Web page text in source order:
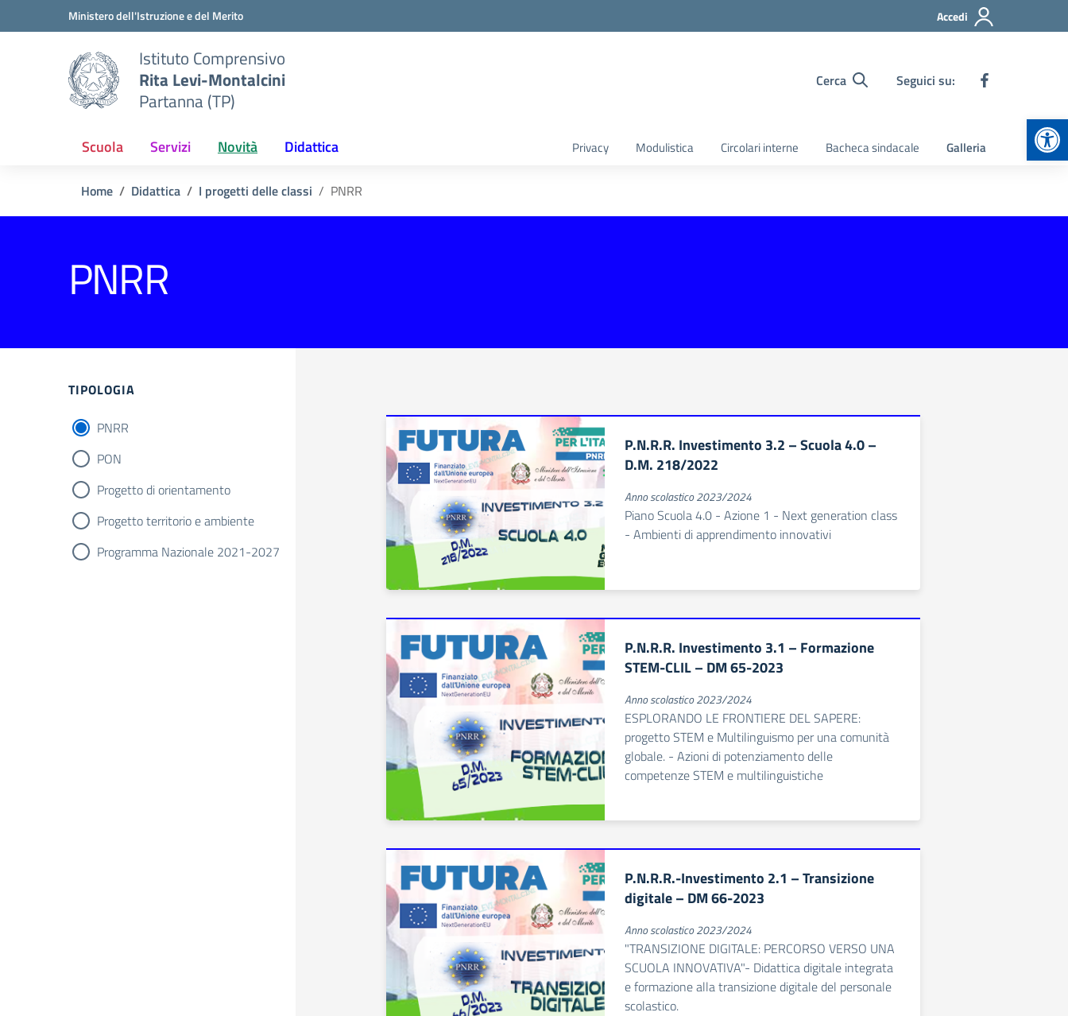
Vai ai contenuti
Vai al menu di navigazioneMinistero dell'Istruzione e del Merito Accedi
Istituto Comprensivo
Rita Levi-Montalcini
Partanna (TP)
Cerca Seguici su:
Scuola Servizi Novità Didattica Privacy Modulistica Circolari interne Bacheca sindacale Galleria
Home Didattica I progetti delle classi PNRR
PNRR
Filtri
TIPOLOGIA
PNRR
PON
Progetto di orientamento
Progetto territorio e ambiente
Programma Nazionale 2021-2027
P.N.R.R. Investimento 3.2 – Scuola 4.0 –
D.M. 218/2022
Anno scolastico 2023/2024
Piano Scuola 4.0 - Azione 1 - Next generation class
- Ambienti di apprendimento innovativi
P.N.R.R. Investimento 3.1 – Formazione
STEM-CLIL – DM 65-2023
Anno scolastico 2023/2024
ESPLORANDO LE FRONTIERE DEL SAPERE:
progetto STEM e Multilinguismo per una comunità
globale. - Azioni di potenziamento delle
competenze STEM e multilinguistiche
P.N.R.R.-Investimento 2.1 – Transizione
digitale – DM 66-2023
Anno scolastico 2023/2024
"TRANSIZIONE DIGITALE: PERCORSO VERSO UNA
SCUOLA INNOVATIVA"- Didattica digitale integrata
e formazione alla transizione digitale del personale
scolastico.